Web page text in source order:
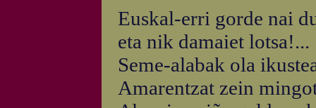
Euskal-erri gorde nai
eta nik damaiet lotsa!...
Seme-alabak ola
Amarentzat zein